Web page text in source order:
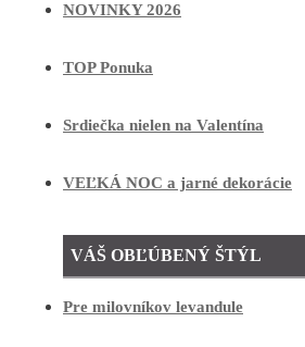
NOVINKY 2026
TOP Ponuka
Srdiečka nielen na Valentína
VEĽKÁ NOC a jarné dekorácie
VÁŠ OBĽÚBENÝ ŠTÝL
Pre milovníkov levandule